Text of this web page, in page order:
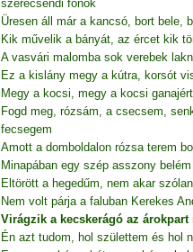
szerecsendi főnök
Üresen áll már a kancsó, bort bele,
Kik művelik a bányát, az ércet kik
A vasvári malomba sok verebek
Ez a kislány megy a kútra, korsót
Megy a kocsi, megy a kocsi
Fogd meg, rózsám, a csecsem,
fecsegem
Amott a domboldalon rózsa terem
Minapában egy szép asszony
Eltörött a hegedűm, nem akar
Nem volt párja a faluban Kerekes
Virágzik a kecskerágó az árokpart
Én azt tudom, hol születtem és hol